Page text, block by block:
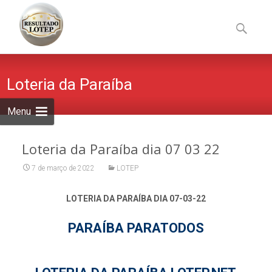
Menu
to
content
por:
Loteria da Paraíba
Loteria da Paraíba dia 07 03 22
7 de março de 2022 LOTEP
LOTERIA DA PARAÍBA DIA 07-03-22
PARAÍBA PARATODOS